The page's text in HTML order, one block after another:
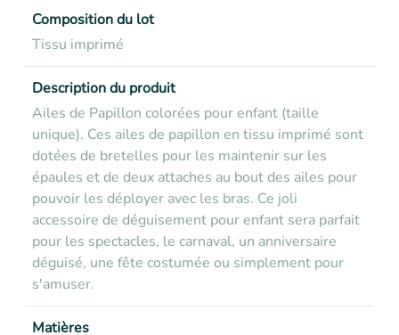
Composition du lot
Tissu imprimé
Description du produit
Ailes de Papillon colorées pour enfant (taille
unique). Ces ailes de papillon en tissu imprimé sont
dotées de bretelles pour les maintenir sur les
épaules et de deux attaches au bout des ailes pour
pouvoir les déployer avec les bras. Ce joli
accessoire de déguisement pour enfant sera parfait
pour les spectacles, le carnaval, un anniversaire
déguisé, une fête costumée ou simplement pour
s'amuser.
Matières